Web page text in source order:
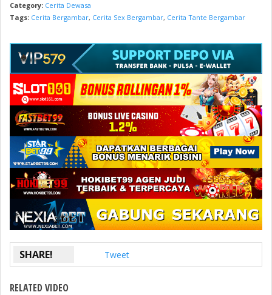
Category: Cerita Dewasa
Tags: Cerita Bergambar, Cerita Sex Bergambar, Cerita Tante Bergambar
SHARE! Tweet
RELATED VIDEO